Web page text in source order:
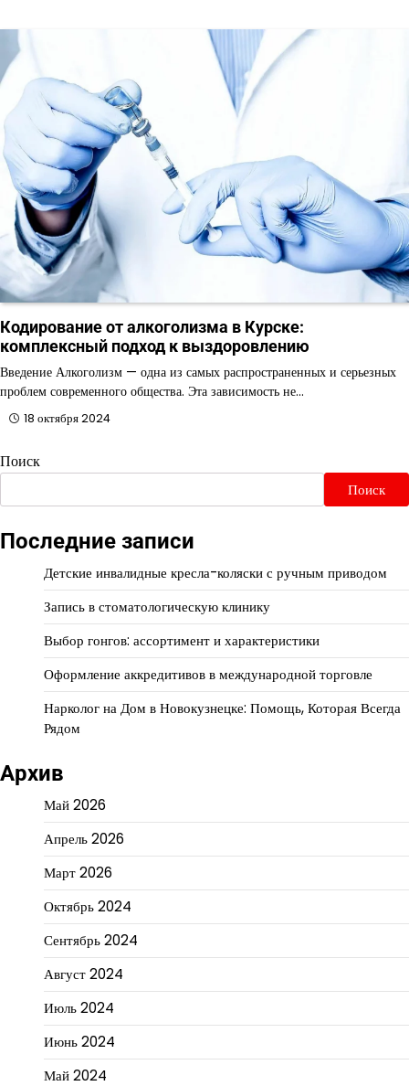
Кодирование от алкоголизма в Курске:
комплексный подход к выздоровлению
Введение Алкоголизм — одна из самых распространенных и серьезных
проблем современного общества. Эта зависимость не…
18 октября 2024
Поиск
Поиск
Последние записи
Детские инвалидные кресла-коляски с ручным приводом
Запись в стоматологическую клинику
Выбор гонгов: ассортимент и характеристики
Оформление аккредитивов в международной торговле
Нарколог на Дом в Новокузнецке: Помощь, Которая Всегда
Рядом
Архив
Май 2026
Апрель 2026
Март 2026
Октябрь 2024
Сентябрь 2024
Август 2024
Июль 2024
Июнь 2024
Май 2024